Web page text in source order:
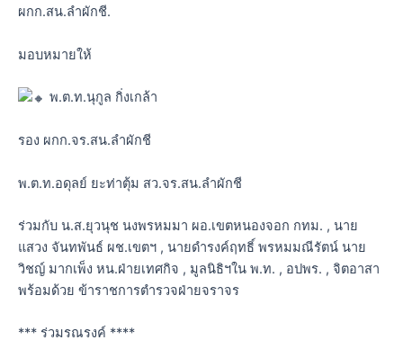
ผกก.สน.ลำผักชี.
มอบหมายให้
พ.ต.ท.นุกูล กิ่งเกล้า
รอง ผกก.จร.สน.ลำผักชี
พ.ต.ท.อดุลย์ ยะท่าตุ้ม สว.จร.สน.ลำผักชี
ร่วมกับ น.ส.ยุวนุช นงพรหมมา ผอ.เขตหนองจอก กทม. , นาย
แสวง จันทพันธ์ ผช.เขตฯ , นายดำรงค์ฤทธิ์ พรหมมณีรัตน์ นาย
วิชญ์ มากเพ็ง หน.ฝ่ายเทศกิจ , มูลนิธิฯใน พ.ท. , อปพร. , จิตอาสา
พร้อมด้วย ข้าราชการตำรวจฝ่ายจราจร
*** ร่วมรณรงค์ ****